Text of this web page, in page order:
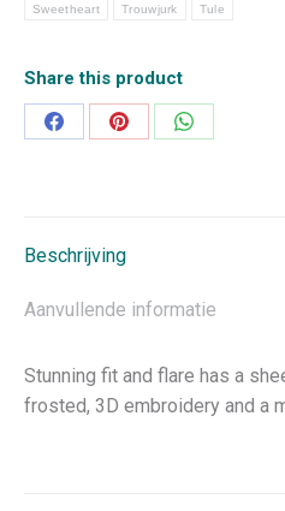
Sweetheart Trouwjurk Tule
Share this product
Deel
Deel
Deel
Beschrijving
Aanvullende informatie
Stunning fit and flare has a
frosted, 3D embroidery and a